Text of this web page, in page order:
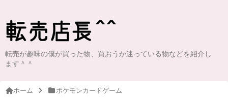
転売が趣味の僕が買った物、買おうか迷っている物などを紹介し
ます＾＾
ホーム ポケモンカードゲーム